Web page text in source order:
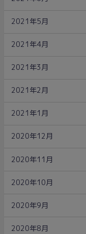
2021年5月
2021年4月
2021年3月
2021年2月
2021年1月
2020年12月
2020年11月
2020年10月
2020年9月
2020年8月